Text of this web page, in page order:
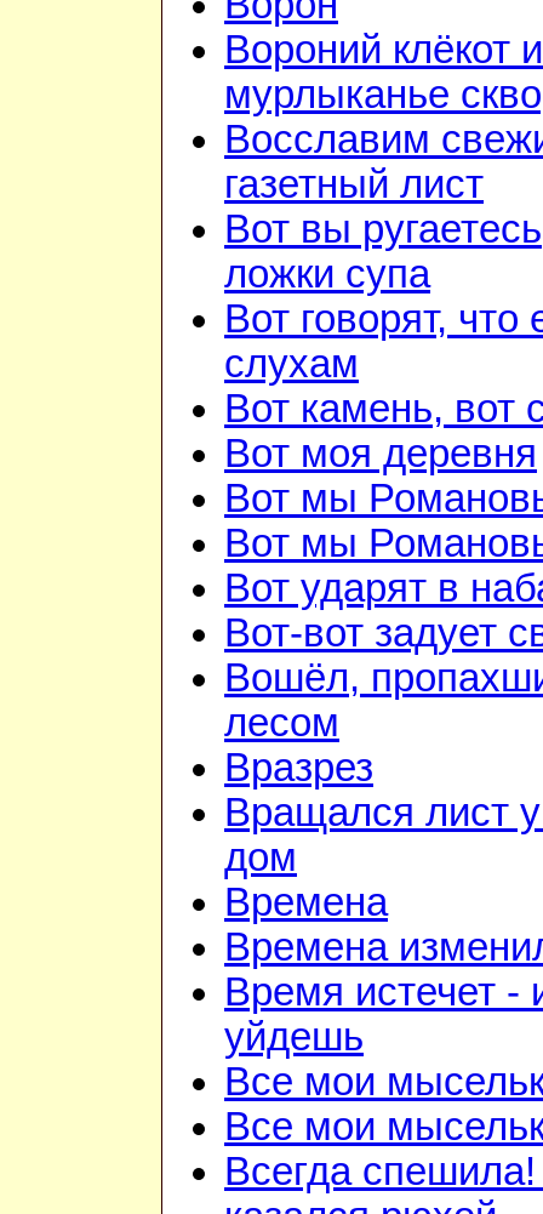
Вороний клёкот и
мурлыканье
Восславим
газетный лист
Вот вы
ложки супа
Вот говорят, что
слухам
Вот камень, вот
Вот моя деревня
Вот мы
Вот мы
Вот ударят в
Вот-вот задует
Вошёл,
лесом
Вразрез
Вращался лист
дом
Времена
Времена
Время истечет -
уйдешь
Все мои
Все мои
Всегда